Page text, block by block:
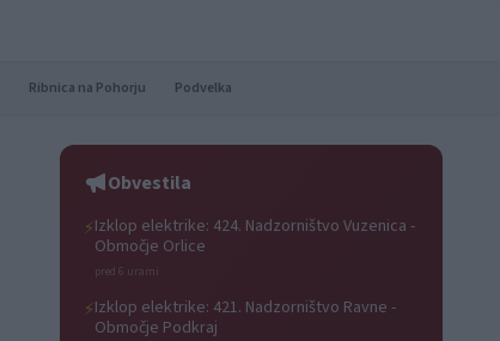
Ribnica na Pohorju Podvelka
Obvestila
⚡Izklop elektrike: 424. Nadzorništvo Vuzenica -
Območje Orlice
pred 6 urami
⚡Izklop elektrike: 421. Nadzorništvo Ravne -
Območje Podkraj